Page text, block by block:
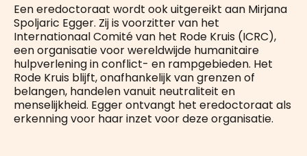
Een eredoctoraat wordt ook uitgereikt aan Mirjana
Spoljaric Egger. Zij is voorzitter van het
Internationaal Comité van het Rode Kruis (ICRC),
een organisatie voor wereldwijde humanitaire
hulpverlening in conflict- en rampgebieden. Het
Rode Kruis blijft, onafhankelijk van grenzen of
belangen, handelen vanuit neutraliteit en
menselijkheid. Egger ontvangt het eredoctoraat als
erkenning voor haar inzet voor deze organisatie.